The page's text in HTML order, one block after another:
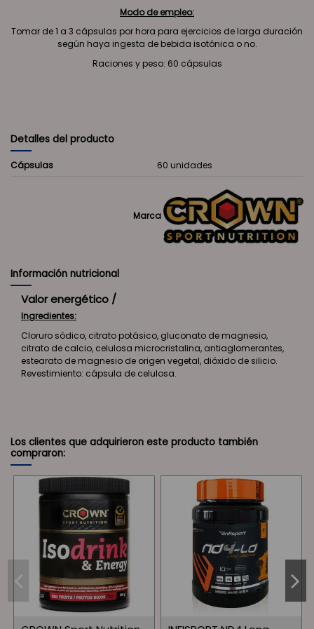
Modo de empleo:
Tomar de 1 a 3 cápsulas por hora para ejercicios de larga duración
según haya ingesta de bebida isotónica o no.
Raciones y peso: 60 cápsulas
Detalles del producto
Cápsulas 60 unidades
Marca
Información nutricional
Valor energético /
Ingredientes:
Cloruro sódico, citrato potásico, gluconato de magnesio,
citrato de calcio, celulosa microcristalina, antiaglomerantes,
estearato de magnesio de origen vegetal, dióxido de silicio.
Revestimiento: cápsula de celulosa.
Los clientes que adquirieron este producto también
compraron: